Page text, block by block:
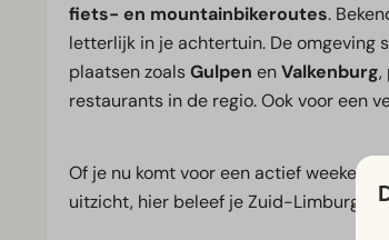
fiets- en mountainbikeroutes.
letterlijk in je achtertuin. De omgeving
plaatsen zoalsGulpen enValkenburg,
restaurants in de regio. Ook voor een
Of je nu komt voor een actief
uitzicht, hier beleef je Zuid-Limburg op